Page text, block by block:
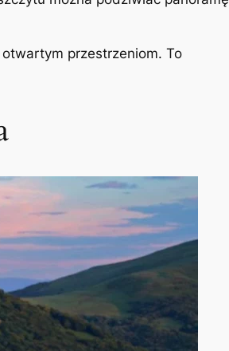
przestrzeniom. To